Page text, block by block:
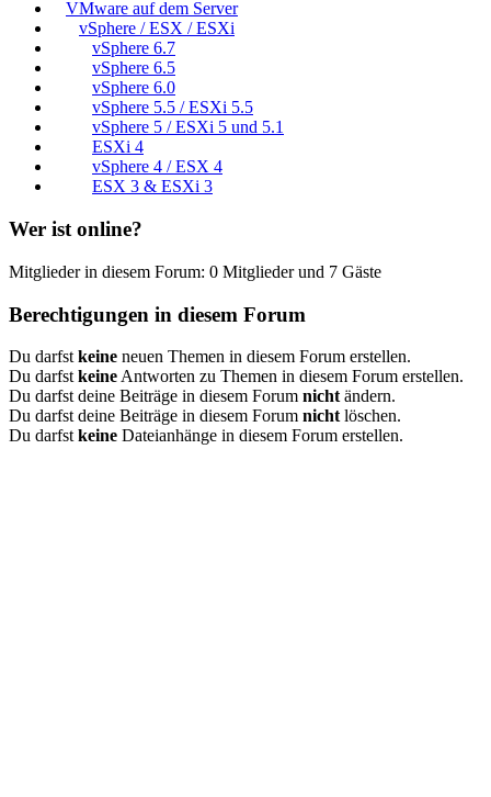
VMware auf dem Server
vSphere / ESX / ESXi
vSphere 6.7
vSphere 6.5
vSphere 6.0
vSphere 5.5 / ESXi 5.5
vSphere 5 / ESXi 5 und 5.1
ESXi 4
vSphere 4 / ESX 4
ESX 3 & ESXi 3
Wer ist online?
Mitglieder in diesem Forum: 0 Mitglieder und 7 Gäste
Berechtigungen in diesem Forum
Du darfst keine neuen Themen in diesem Forum erstellen.
Du darfst keine Antworten zu Themen in diesem Forum erstellen.
Du darfst deine Beiträge in diesem Forum nicht ändern.
Du darfst deine Beiträge in diesem Forum nicht löschen.
Du darfst keine Dateianhänge in diesem Forum erstellen.